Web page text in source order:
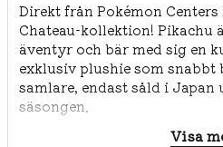
Direkt från Pokémon
Chateau-kollektion! Pikachu
äventyr och bär med sig en
exklusiv plushie som snabbt
samlare, endast såld i Japan
säsongen.
Visa